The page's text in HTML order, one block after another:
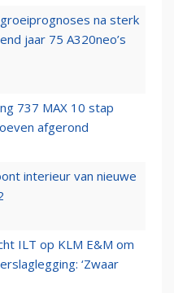
na sterk
jaar 75 A320neo’s
737 MAX 10 stap
afgerond
interieur van nieuwe
ILT op KLM E&M om
‘Zwaar